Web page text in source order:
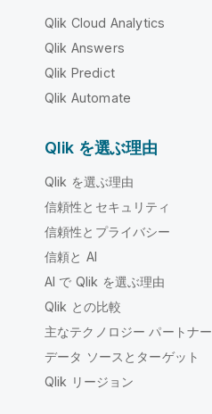
Qlik Cloud Analytics
Qlik Answers
Qlik Predict
Qlik Automate
Qlik を選ぶ理由
Qlik を選ぶ理由
信頼性とセキュリティ
信頼性とプライバシー
信頼と AI
AI で Qlik を選ぶ理由
Qlik との比較
主なテクノロジー パートナー
データ ソースとターゲット
Qlik リージョン